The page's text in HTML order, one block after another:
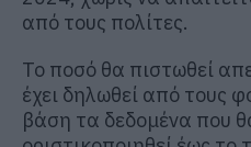
από τους πολίτες.
Το ποσό θα πιστωθεί
έχει δηλωθεί από τους
βάση τα δεδομένα που